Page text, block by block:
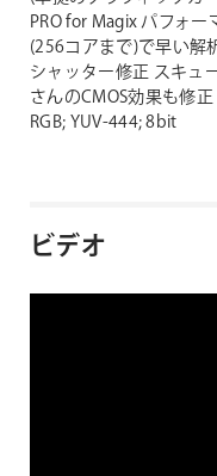
PRO for Magixパフォー
(256コアまで)で早い解
シャッター修正 スキュ
さんのCMOS効果も修正
RGB; YUV-444; 8bit
ビデオ